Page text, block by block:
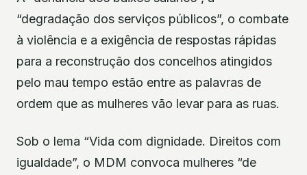
“degradação dos serviços públicos”, o combate
à violência e a exigência de respostas rápidas
para a reconstrução dos concelhos atingidos
pelo mau tempo estão entre as palavras de
ordem que as mulheres vão levar para as ruas.
Sob o lema “Vida com dignidade. Direitos com
igualdade”, o MDM convoca mulheres “de